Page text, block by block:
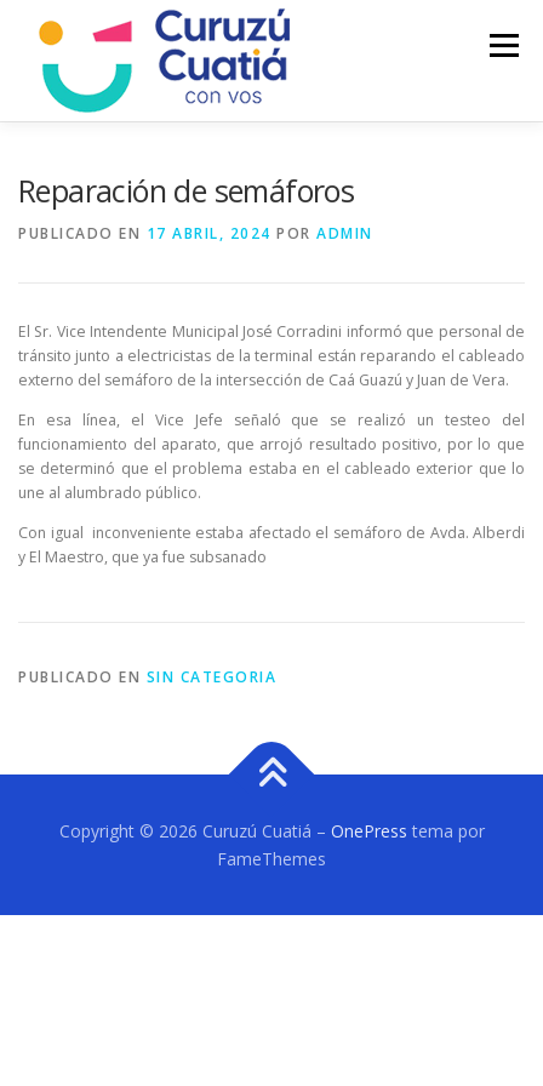
contenido
Menú
Reparación de semáforos
PUBLICADO EN 17 ABRIL, 2024 POR ADMIN
El Sr. Vice Intendente Municipal José Corradini informó que personal de
tránsito junto a electricistas de la terminal están reparando el cableado
externo del semáforo de la intersección de Caá Guazú y Juan de Vera.
En esa línea, el Vice Jefe señaló que se realizó un testeo del
funcionamiento del aparato, que arrojó resultado positivo, por lo que
se determinó que el problema estaba en el cableado exterior que lo
une al alumbrado público.
Con igual inconveniente estaba afectado el semáforo de Avda. Alberdi
y El Maestro, que ya fue subsanado
PUBLICADO EN SIN CATEGORIA
Copyright © 2026 Curuzú Cuatiá – OnePress tema por
FameThemes